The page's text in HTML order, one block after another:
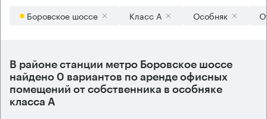
Боровское шоссе Класс А Особняк
В районе станции метро Боровское шоссе
найдено 0 вариантов по аренде офисных
помещений от собственника в особняке
класса А